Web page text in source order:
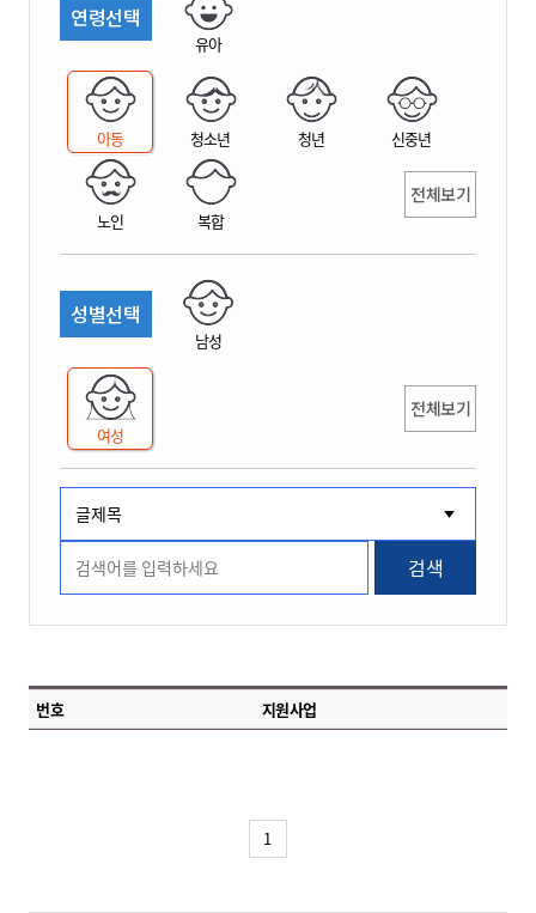
연령선택
유아
아동 청소년 청년 신중년
노인 복합
전체보기
성별선택
남성
여성
전체보기
검색
번호 지원사업
1